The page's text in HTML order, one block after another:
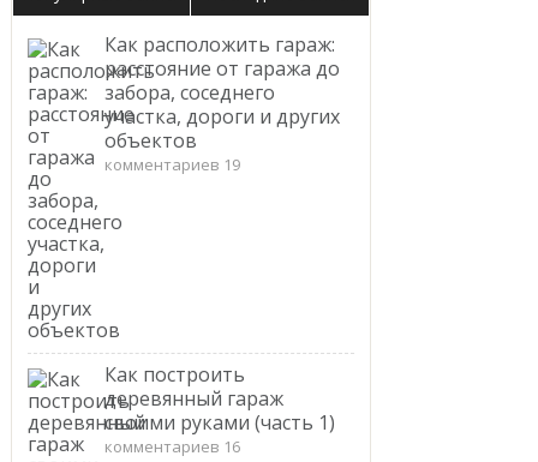
Как расположить гараж:
расстояние от гаража до
забора, соседнего
участка, дороги и других
объектов
комментариев 19
Как построить
деревянный гараж
своими руками (часть 1)
комментариев 16